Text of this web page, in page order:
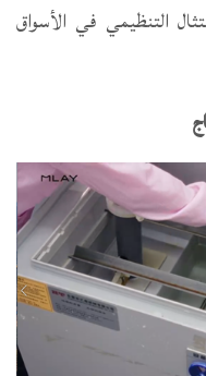
التنظيمي في الأسواق